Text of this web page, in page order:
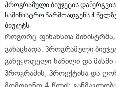
პროგრამული ბიუჯეტის
სამინისტრო წარმოადგენს 4
ბიუჯეტს.
როგორც ფინანსთა მინისტრმა,
განაცხადა, პროგრამული
განუყოფელი ნაწილი და
პროგრამის, პროექტისა და
მომდევნო 4 წლის